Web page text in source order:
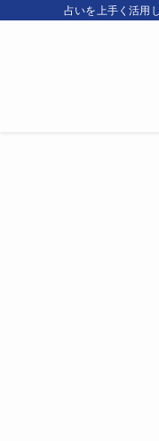
占いを上手く活用